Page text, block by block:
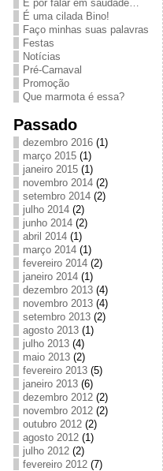
E por falar em saudade…
É uma cilada Bino!
Faço minhas suas palavras
Festas
Notícias
Pré-Carnaval
Promoção
Que marmota é essa?
Passado
dezembro 2016(1)
março 2015(1)
janeiro 2015(1)
novembro 2014(2)
setembro 2014(2)
julho 2014(2)
junho 2014(2)
abril 2014(1)
março 2014(1)
fevereiro 2014(2)
janeiro 2014(1)
dezembro 2013(4)
novembro 2013(4)
setembro 2013(2)
agosto 2013(1)
julho 2013(4)
maio 2013(2)
fevereiro 2013(5)
janeiro 2013(6)
dezembro 2012(2)
novembro 2012(2)
outubro 2012(2)
agosto 2012(1)
julho 2012(2)
fevereiro 2012(7)